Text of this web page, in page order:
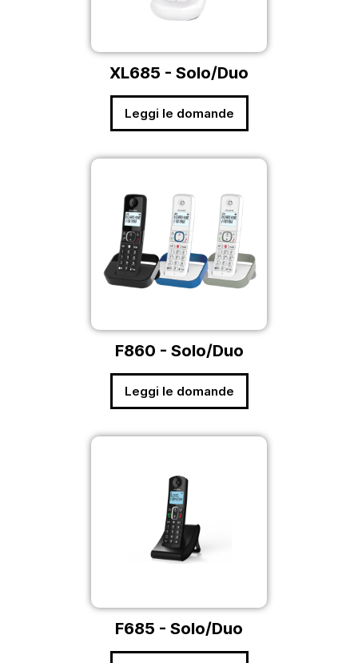
XL685 - Solo/Duo
Leggi le domande
F860 - Solo/Duo
Leggi le domande
F685 - Solo/Duo